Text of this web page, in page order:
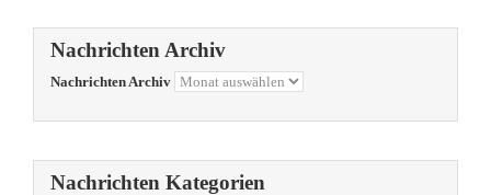
Nachrichten Archiv
Nachrichten Archiv
Nachrichten Kategorien